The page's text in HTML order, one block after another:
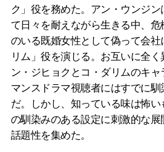
ク」役を務めた。アン・ウンジ
て日々を耐えながら生きる中、
のいる既婚女性として偽って会
リム」役を演じる。お互いに全
ン・ジヒョクとコ・ダリムのキャ
マンスドラマ視聴者にはすでに馴
だ。しかし、知っている味は怖い
の馴染みのある設定に刺激的な展
話題性を集めた。